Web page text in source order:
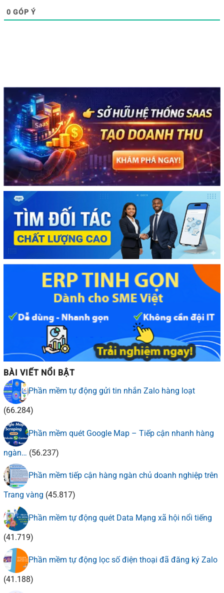
0 GÓP Ý
BÀI VIẾT NỔI BẬT
Phần mềm tự động gửi tin nhắn Zalo hàng loạt
(66.284)
Phần mềm quét Google Map – Tiếp cận nhanh hàng
ngàn… (56.237)
Phần mềm tiếp cận hàng ngàn chủ doanh nghiệp trên
Trang vàng (45.817)
Phần mềm tự động quét Data Mạng xã hội nổi tiếng
(41.719)
Phần mềm tự động lọc số điện thoại đã đăng ký Zalo
(41.188)